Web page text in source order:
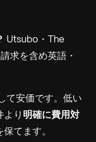
Utsubo・The
求を含め英語・
て安価です。低い
より 明確に費用対
保てます。